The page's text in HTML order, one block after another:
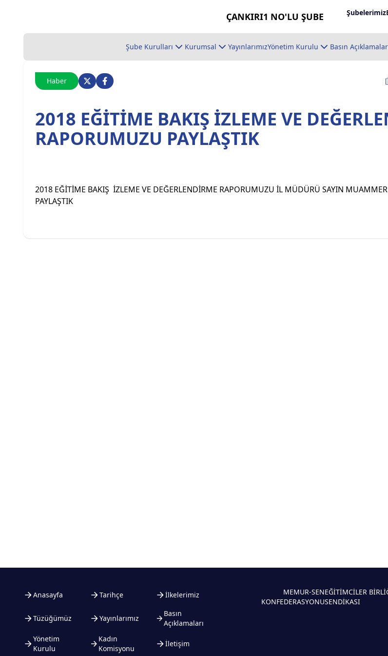
ÇANKIRI1 NO'LU ŞUBE Şubelerimiz
Şube Kurulları Kurumsal YayınlarımızYönetim Kurulu Basın
Haber
2018 EĞİTİME BAKIŞ İZLEME VE
RAPORUMUZU PAYLAŞTIK
2018 EĞİTİME BAKIŞ İZLEME VE DEĞERLENDİRME RAPORUMUZU İL MÜDÜRÜ SAYIN
PAYLAŞTIK
Anasayfa Tarihçe İlkelerimiz
Tüzüğümüz Yayınlarımız
Basın
Açıklamaları
Yönetim
Kurulu
Kadın
Komisyonu
İletişim
MEMUR-SEN
KONFEDERASYONU
EĞİTİMCİLER
SENDİKASI